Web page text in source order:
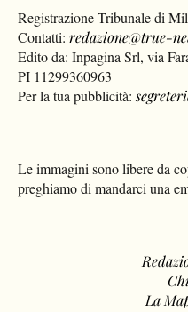
Registrazione Tribunale di
Contatti:redazione@true-
Edito da: Inpagina Srl, via
PI 11299360963
Per la tua pubblicità:
Le immagini sono libere da
preghiamo di mandarci una
La